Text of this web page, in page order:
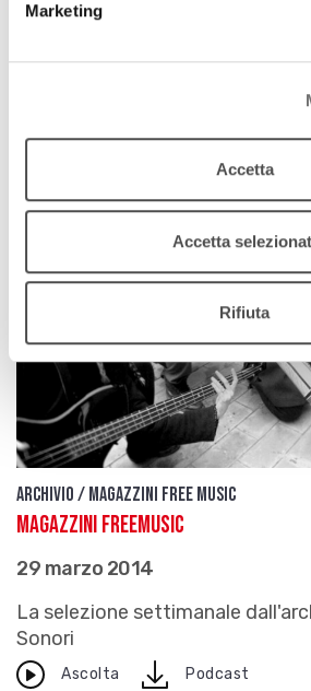
Marketing
Accetta
Accetta
Rifiuta
download
Archivio / Magazzini free music
Magazzini FreeMusic
29 marzo 2014
La selezione settimanale
Sonori
Ascolta downloadPodcast